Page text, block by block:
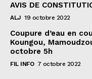
AVIS DE
ALJ 19 octobre 2022
Coupure d’eau en
Koungou,
octobre 5h
FIL INFO 7 octobre 2022